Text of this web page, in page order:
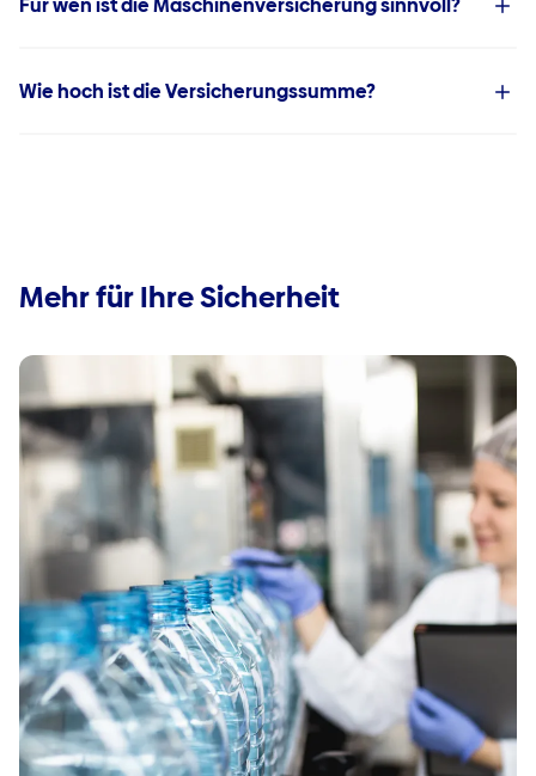
Wie hoch ist die Versicherungssumme?
Mehr für Ihre Sicherheit